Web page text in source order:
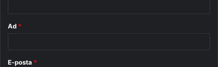
Ad *
E-posta *